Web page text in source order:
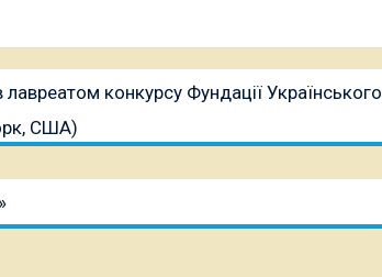
конкурсу Фундації Українського
США)